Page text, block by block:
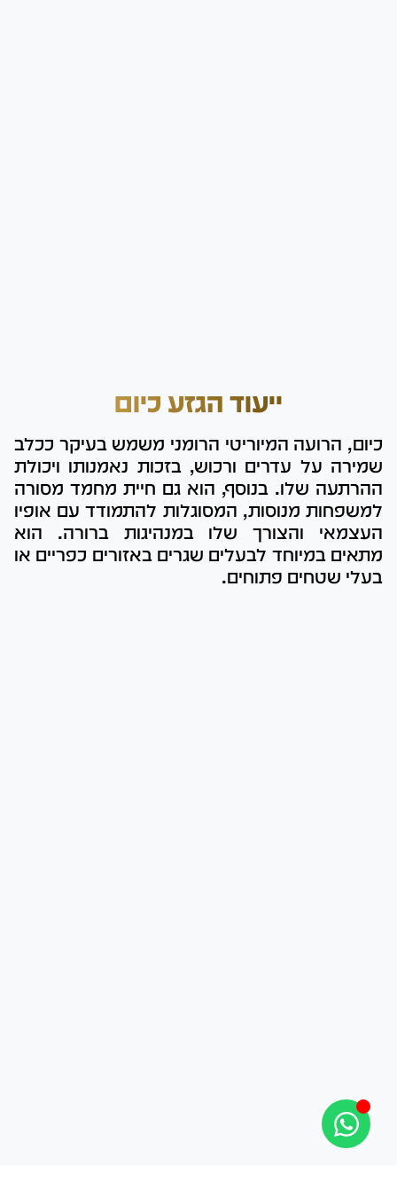
ייעוד הגזע כיום
כיום, הרועה המיוריטי הרומני משמש בעיקר ככלב
שמירה על עדרים ורכוש, בזכות נאמנותו ויכולת
ההרתעה שלו. בנוסף, הוא גם חיית מחמד מסורה
למשפחות מנוסות, המסוגלות להתמודד עם אופיו
העצמאי והצורך שלו במנהיגות ברורה. הוא
מתאים במיוחד לבעלים שגרים באזורים כפריים או
בעלי שטחים פתוחים.